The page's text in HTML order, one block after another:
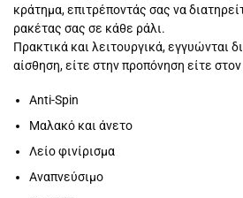
κράτημα, επιτρέποντάς σας να
ρακέτας σας σε κάθε ράλι.
Πρακτικά και λειτουργικά, εγγυώνται
αίσθηση, είτε στην προπόνηση είτε
Anti-Spin
Μαλακό και άνετο
Λείο φινίρισμα
Αναπνεύσιμο